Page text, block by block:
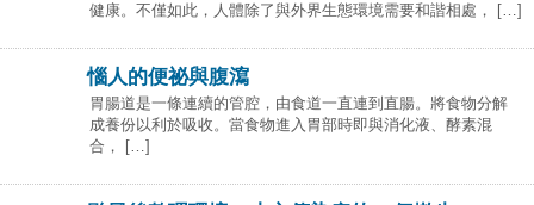
健康。不僅如此，人體除了與外界生態環境需要和諧相處， […]
惱人的便祕與腹瀉
胃腸道是一條連續的管腔，由食道一直連到直腸。將食物分解
成養份以利於吸收。當食物進入胃部時即與消化液、酵素混
合， […]